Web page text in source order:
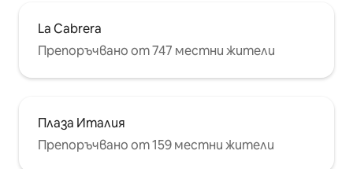
La Cabrera
Препоръчвано от 747 местни жители
Плаза Италия
Препоръчвано от 159 местни жители